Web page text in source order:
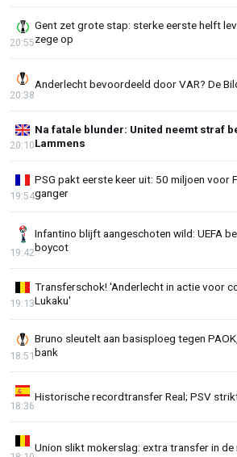
Gent zet grote stap: sterke eerste helft
zege op
20:55
Anderlecht bevoordeeld door VAR? De
20:38
Na fatale blunder: United neemt straf
Lammens
20:10
PSG pakt eerste keer uit: 50 miljoen voor
ganger
19:54
Infantino blijft aangeschoten wild: UEFA
boycot
19:42
Transferschok! 'Anderlecht in actie voor
Lukaku'
19:13
Bruno sleutelt aan basisploeg tegen
bank
18:51
Historische recordtransfer Real; PSV
18:36
Union slikt mokerslag: extra transfer in de